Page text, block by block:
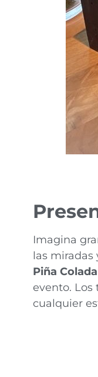
Imagina
las miradas
Piña Colada
evento.
cualquier